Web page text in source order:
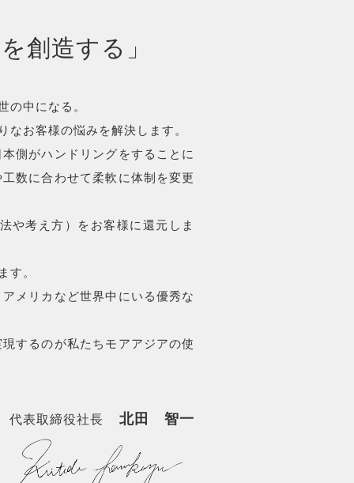
創造する」
の中になる。
お客様の悩みを解決します。
側がハンドリングをすることに
数に合わせて柔軟に体制を変更
や考え方）をお客様に還元しま
す。
メリカなど世界中にいる優秀な
するのが私たちモアアジアの使
代表取締役社長 北田 智一